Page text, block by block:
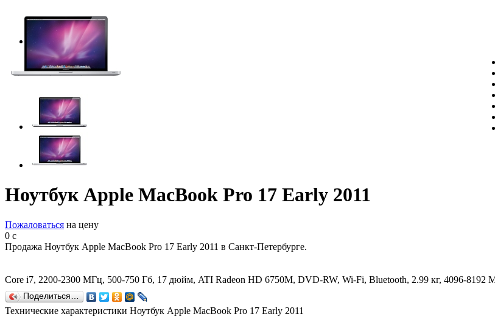
Ноутбук Apple MacBook Pro 17 Early 2011
Пожаловаться на цену
0 c
Продажа Ноутбук Apple MacBook Pro 17 Early 2011 в Санкт-Петербурге.
Core i7, 2200-2300 МГц, 500-750 Гб, 17 дюйм, ATI Radeon HD 6750M, DVD-RW, Wi-Fi, Bluetooth, 2.99 кг, 4096-8192
Поделиться…
Технические характеристики Ноутбук Apple MacBook Pro 17 Early 2011